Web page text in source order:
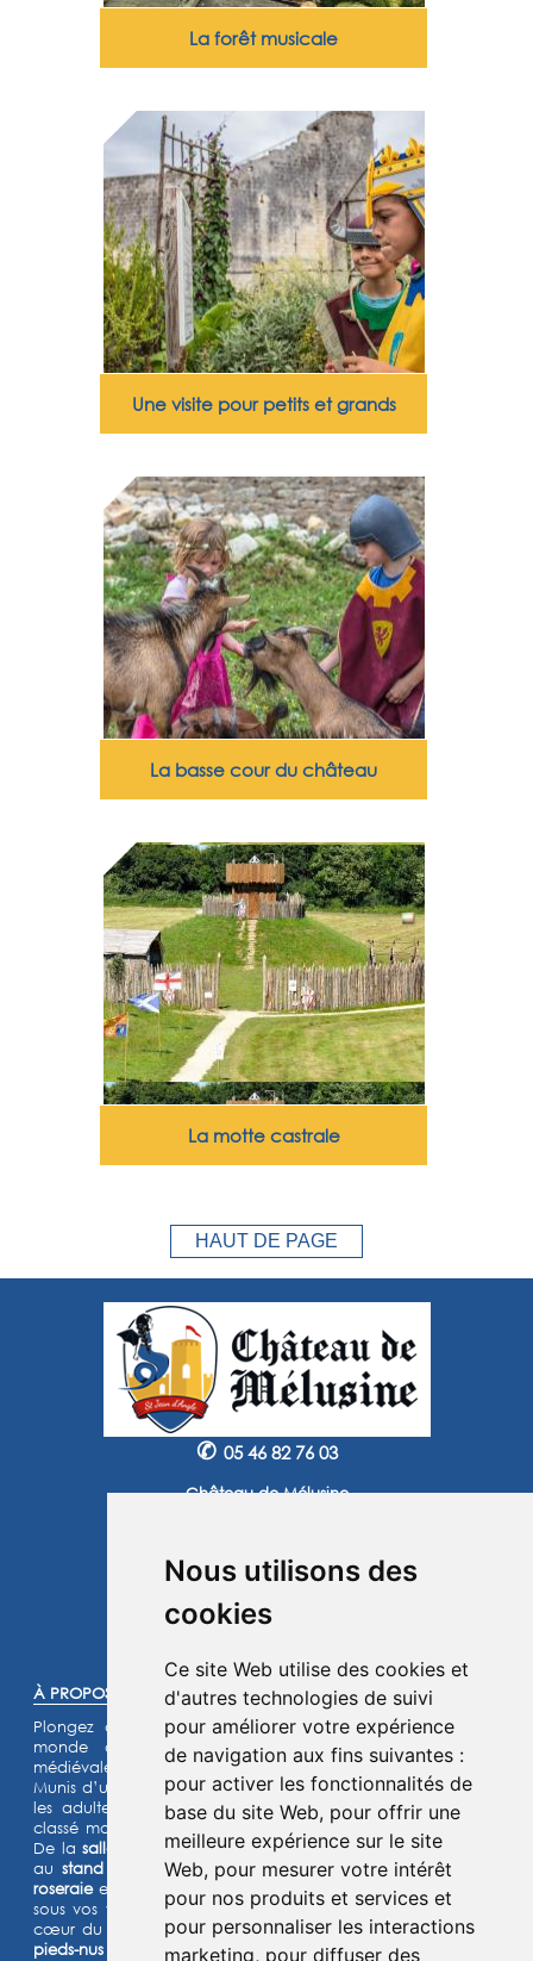
Nous utilisons des
cookies
Ce site Web utilise des cookies et
d'autres technologies de suivi
pour améliorer votre expérience
de navigation aux fins suivantes :
pour activer les fonctionnalités de
base du site Web, pour offrir une
meilleure expérience sur le site
Web, pour mesurer votre intérêt
pour nos produits et services et
pour personnaliser les interactions
marketing, pour diffuser des
La forêt musicale
Une visite pour petits et grands
La basse cour du château
La motte castrale
HAUT DE PAGE
✆ 05 46 82 76 03
Château de Mélusine
Instagram Facebook
À PROPOS :
Plongez dans l'histoire et laissez-vous transporter dans un
monde de chevaliers, de princesses et de légendes
médiévales.
Munis d’un jeu d’énigmes pour les enfants et d’un quiz pour
les adultes, lancez- vous à l’assaut de notre château fort
classé monument historique et de son parc de 15 hectares.
De la salle de gardeauxremparts , desmachines de guerre
au stand d’archerie, en passant par lejardin médiéval
roseraieet les animaux de la basse-cour
l’Histoire prend vie
sous vos yeux dans cette aventure ludique et immersive au
cœur du Moyen Âge ! Deux parcours sensoriels (le chemin
pieds-nus et la forêt musicale ) et un grand labyrinthe de maïs